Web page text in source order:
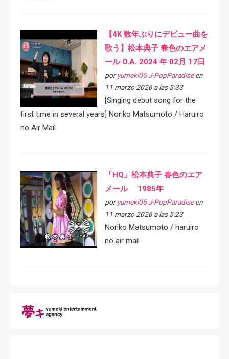
【4K 数年ぶりにデビュー曲を
歌う】松本典子 春色のエアメ
ール O.A. 2024 年 02月 17日
por yumeki05 J-PopParadiseen
11 marzo 2026 a las 5:33
[Singing debut song for the
first time in several years] Noriko Matsumoto / Haruiro
no Air Mail
「HQ」松本典子 春色のエア
メール 1985年
por yumeki05 J-PopParadiseen
11 marzo 2026 a las 5:23
Noriko Matsumoto / haruiro
no air mail